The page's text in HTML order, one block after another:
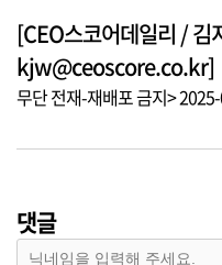
[CEO스코어데일리 / 김
kjw@ceoscore.co.kr]
무단 전재-재배포 금지>
댓글